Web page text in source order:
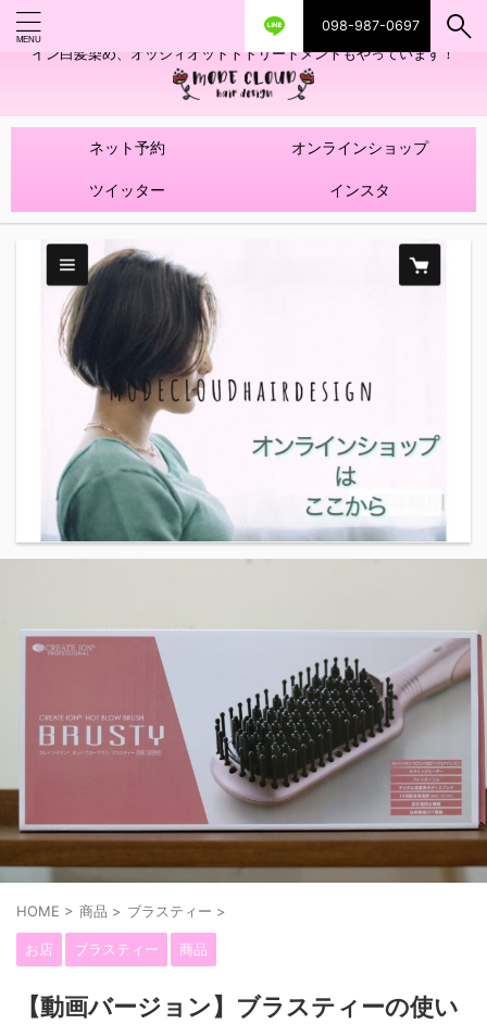
098-987-0697
艶ツヤヘアカラー！髪質改善トリートメントやハイライトを使ったデザ
イン白髪染め、オッジィオットトトリートメントもやっています！
ネット予約 オンラインショップ
ツイッター インスタ
HOME > 商品 > ブラスティー >
お店 ブラスティー 商品
【動画バージョン】ブラスティーの使い